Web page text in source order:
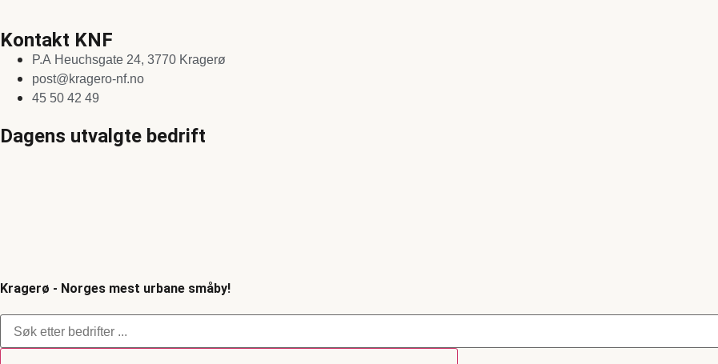
Kontakt KNF
P.A Heuchsgate 24, 3770 Kragerø
post@kragero-nf.no
45 50 42 49
Dagens utvalgte bedrift
Kragerø - Norges mest urbane småby!